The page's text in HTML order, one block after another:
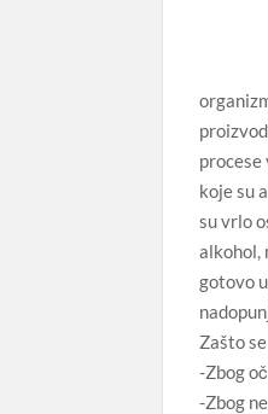
koje su
su vrlo
alkohol,
gotovo
Zašto
-Zbog
-Zbog